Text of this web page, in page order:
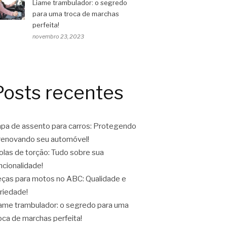
Liame trambulador: o segredo
para uma troca de marchas
perfeita!
novembro 23, 2023
recentes
de assento para carros: Protegendo
seu automóvel!
de torção: Tudo sobre sua
para motos no ABC: Qualidade e
trambulador: o segredo para uma
de marchas perfeita!